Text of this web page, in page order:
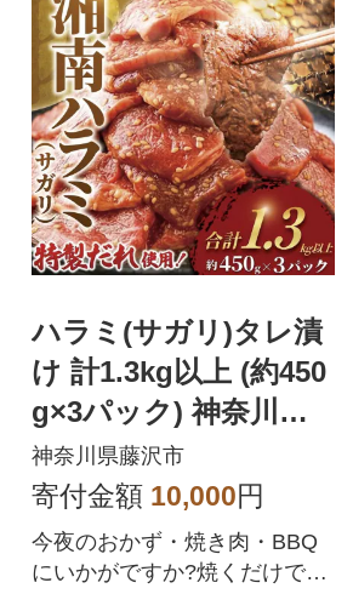
ハラミ(サガリ)タレ漬
け 計1.3kg以上 (約450
g×3パック) 神奈川県
藤沢市
神奈川県藤沢市
寄付金額 10,000円
今夜のおかず・焼き肉・BBQ
にいかがですか?焼くだけで美